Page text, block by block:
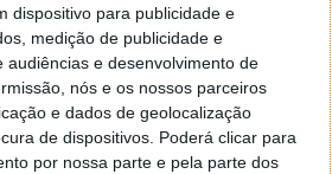
dispositivo para publicidade e
medição de publicidade e
audiências e desenvolvimento de
nós e os nossos parceiros
e dados de geolocalização
de dispositivos. Poderá clicar para
por nossa parte e pela parte dos
PRÓXIMO ARTIGO
Esclareça aqui as suas dúvidas
ARTIGO ANTERIOR
tecnológicas para a CES 2015